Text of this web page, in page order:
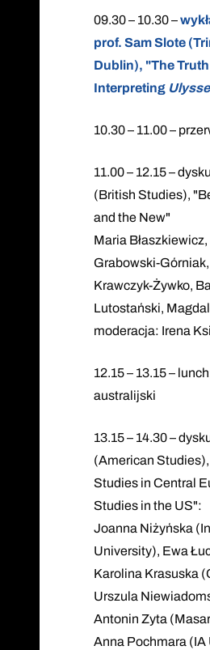
09.30 – 10.30 –
prof. Sam Slote
Dublin), "The
Interpreting
10.30 – 11.00 –
11.00 – 12.15 –
(British Studies),
and the New"
Maria
Grabowski-
Krawczyk-Żywko,
Lutostański,
moderacja: Irena
12.15 – 13.15 –
australijski
13.15 – 14.30 –
(American
Studies in Central
Studies in the US":
Joanna Niżyńska
University), Ewa
Karolina Krasuska
Urszula
Antonin Zyta
Anna Pochmara